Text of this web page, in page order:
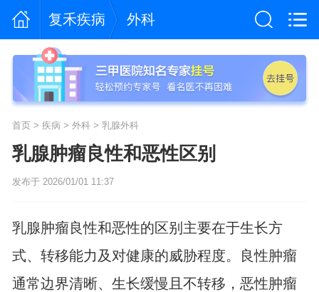
复禾疾病 外科
首页> 疾病 > 外科> 乳腺外科
乳腺肿瘤良性和恶性区别
发布于 2026/01/01 11:37
乳腺肿瘤良性和恶性的区别主要在于生长方
式、转移能力及对健康的威胁程度。良性肿瘤
通常边界清晰、生长缓慢且不转移，恶性肿瘤